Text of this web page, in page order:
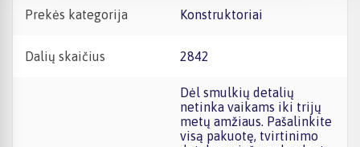
Prekės kategorija Konstruktoriai
Dalių skaičius 2842
Dėl smulkių detalių
netinka vaikams iki trijų
metų amžiaus. Pašalinkite
visą pakuotę, tvirtinimo